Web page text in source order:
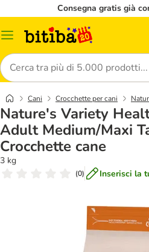
Consegna gratis già
Overview
Cerca
Cani Crocchette per cani
Nature's Variety
Adult Medium/Maxi
Crocchette cane
3 kg
(0) Inserisci la